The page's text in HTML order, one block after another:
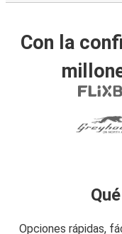
Con la
Opciones rápidas,